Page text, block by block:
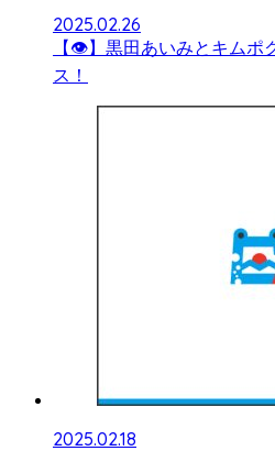
2025.02.26
【👁】黒田あいみとキムポ
ス！
2025.02.18